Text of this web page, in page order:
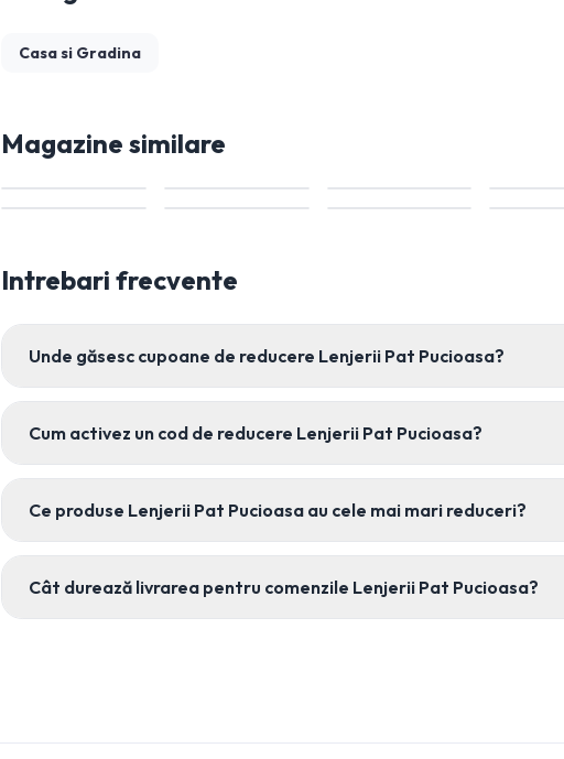
Casa si Gradina
Magazine similare
Intrebari frecvente
Unde găsesc cupoane de reducere Lenjerii Pat Pucioasa?
Cum activez un cod de reducere Lenjerii Pat Pucioasa?
Ce produse Lenjerii Pat Pucioasa au cele mai mari reduceri?
Cât durează livrarea pentru comenzile Lenjerii Pat Pucioasa?